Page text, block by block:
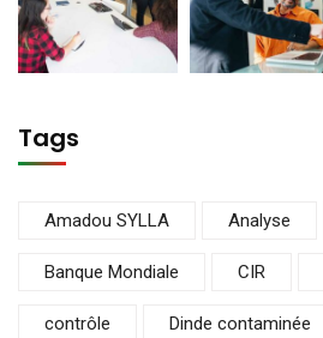
Tags
Amadou SYLLA Analyse
Banque Mondiale CIR
contrôle Dinde contaminée